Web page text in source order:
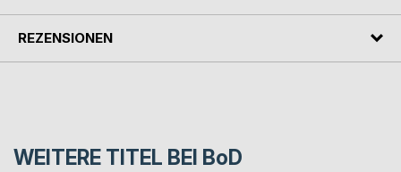
REZENSIONEN
WEITERE TITEL BEI BoD